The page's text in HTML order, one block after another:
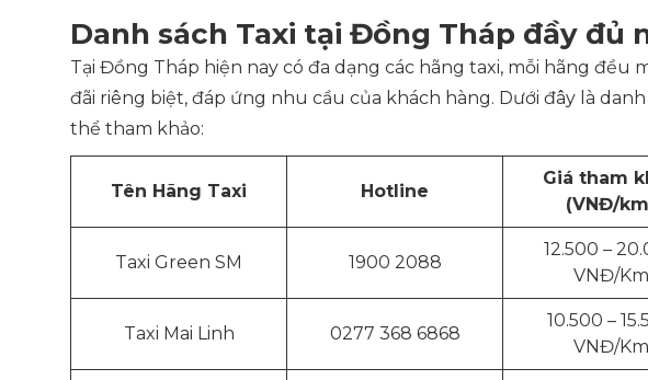
Danh sách Taxi tại Đồng Tháp đầy đủ
Tại Đồng Tháp hiện nay có đa dạng các hãng taxi, mỗi hãng đều
đãi riêng biệt, đáp ứng nhu cầu của khách hàng. Dưới đây là danh
thể tham khảo:
Tên Hãng Taxi Hotline
Giá tham
(VNĐ/
Taxi Green SM 1900 2088
12.500 –
VNĐ/Km
Taxi Mai Linh 0277 368 6868
10.500 –
VNĐ/Km